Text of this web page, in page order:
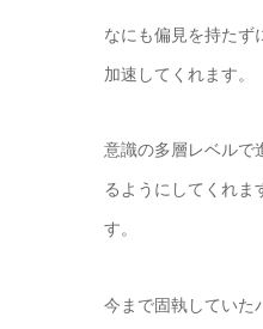
なにも偏見を持たず
加速してくれます。
意識の多層レベルで
るようにしてくれ
す。
今まで固執していた